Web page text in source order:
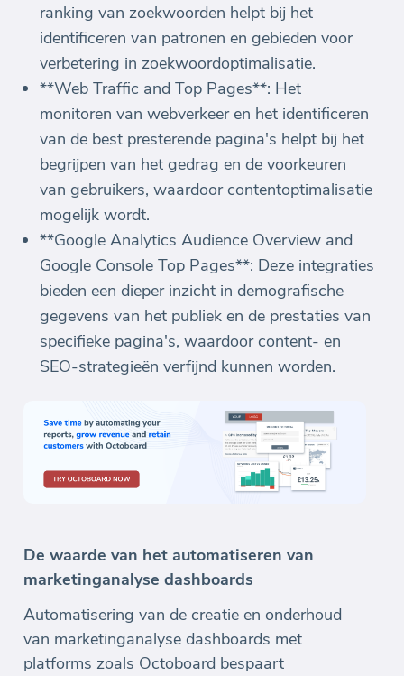
ranking van zoekwoorden helpt bij het
identificeren van patronen en gebieden voor
verbetering in zoekwoordoptimalisatie.
**Web Traffic and Top Pages**: Het
monitoren van webverkeer en het identificeren
van de best presterende pagina's helpt bij het
begrijpen van het gedrag en de voorkeuren
van gebruikers, waardoor contentoptimalisatie
mogelijk wordt.
**Google Analytics Audience Overview and
Google Console Top Pages**: Deze integraties
bieden een dieper inzicht in demografische
gegevens van het publiek en de prestaties van
specifieke pagina's, waardoor content- en
SEO-strategieën verfijnd kunnen worden.
De waarde van het automatiseren van
marketinganalyse dashboards
Automatisering van de creatie en onderhoud
van marketinganalyse dashboards met
platforms zoals Octoboard bespaart